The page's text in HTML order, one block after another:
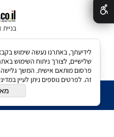
שלישיים, לצורך ניתוח השימוש
פרסום מותאם אישית. המשך
זה. לפרטים נוספים ניתן לעיין